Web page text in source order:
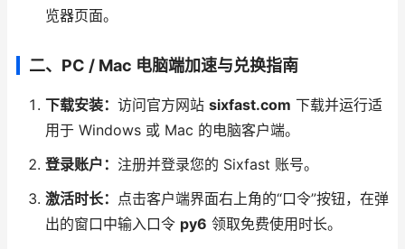
览器页面。
二、PC / Mac 电脑端加速与兑换指南
下载安装： 访问官方网站 sixfast.com 下载并运行适
用于 Windows 或 Mac 的电脑客户端。
登录账户： 注册并登录您的 Sixfast 账号。
激活时长：
点击客户端界面右上角的“口令”按钮，在弹
出的窗口中输入口令 py6 领取免费使用时长。